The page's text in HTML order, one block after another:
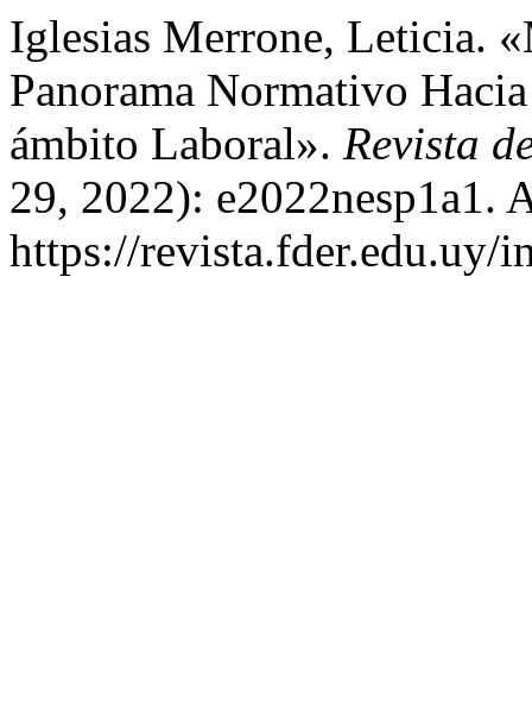
Iglesias Merrone, Leticia.
Panorama Normativo
ámbito Laboral». Revista
29, 2022): e2022nesp1a1.
https://revista.fder.edu.uy/